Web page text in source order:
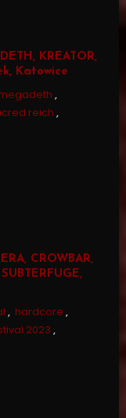
KREATOR,
Katowice
,
reich ,
CROWBAR,
, hardcore ,
2023 ,